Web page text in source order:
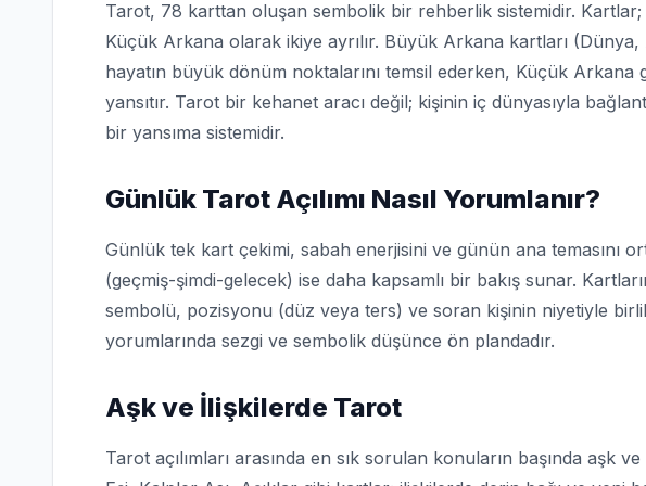
Tarot, 78 karttan oluşan sembolik bir rehberlik sistemidir.
Küçük Arkana olarak ikiye ayrılır. Büyük Arkana kartları (Dünya,
hayatın büyük dönüm noktalarını temsil ederken, Küçük Arkana
yansıtır. Tarot bir kehanet aracı değil; kişinin iç dünyasıyla
bir yansıma sistemidir.
Günlük Tarot Açılımı Nasıl Yorumlanır?
Günlük tek kart çekimi, sabah enerjisini ve günün ana temasını
(geçmiş-şimdi-gelecek) ise daha kapsamlı bir bakış sunar.
sembolü, pozisyonu (düz veya ters) ve soran kişinin niyetiyle
yorumlarında sezgi ve sembolik düşünce ön plandadır.
Aşk ve İlişkilerde Tarot
Tarot açılımları arasında en sık sorulan konuların başında aşk